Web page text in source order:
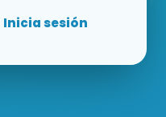
Inicia sesión